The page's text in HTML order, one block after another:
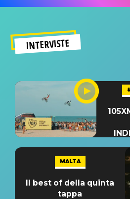
INTERVISTE
MALTA
Il best of della quinta
tappa